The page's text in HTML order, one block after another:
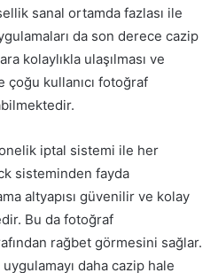
sanal ortamda fazlası ile
da son derece cazip
kolaylıkla ulaşılması ve
çoğu kullanıcı fotoğraf
iptal sistemi ile her
sisteminden fayda
altyapısı güvenilir ve kolay
Bu da fotoğraf
rağbet görmesini sağlar.
daha cazip hale